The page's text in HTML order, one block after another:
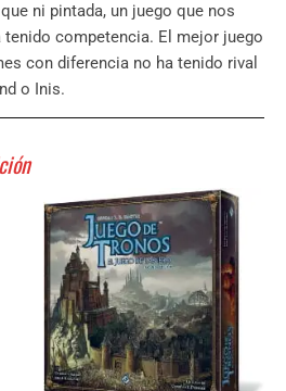
ni pintada, un juego que nos
tenido competencia. El mejor juego
con diferencia no ha tenido rival
o Inis.